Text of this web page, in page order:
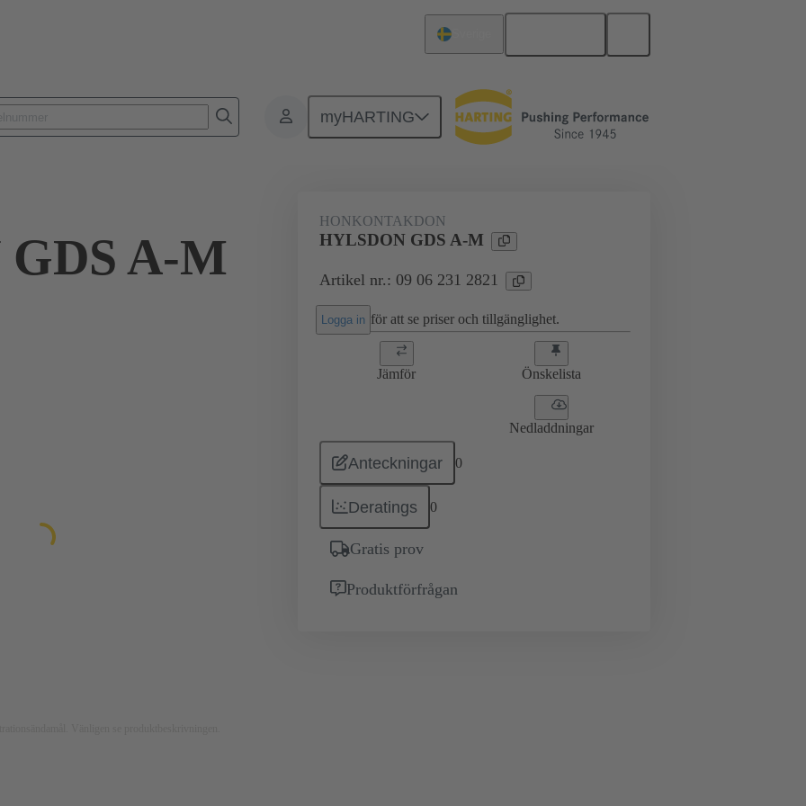
myHARTING
A-M
HONKONTAKDON
HYLSDON GDS A-M
Artikel nr.: 09 06 231 2821
Logga in för att se priser och tillgänglighet.
Jämför Önskelista
Nedladdningar
Anteckningar 0
Deratings 0
Gratis prov
Produktförfrågan